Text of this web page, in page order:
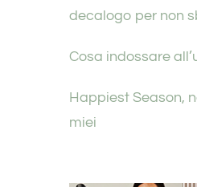
decalogo per non
Cosa indossare
Happiest Season,
miei